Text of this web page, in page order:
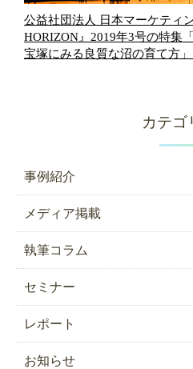
公益社団法人 日本マーケティ
HORIZON』2019年3号の特集
宝塚にみる良質な沼の育て方
カテゴ
事例紹介
メディア掲載
執筆コラム
セミナー
レポート
お知らせ